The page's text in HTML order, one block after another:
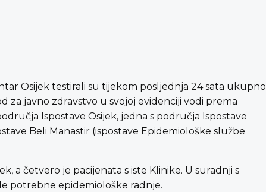
Osijek testirali su tijekom posljednja 24 sata ukupno
za javno zdravstvo u svojoj evidenciji vodi prema
Ispostave Osijek, jedna s područja Ispostave
Beli Manastir (ispostave Epidemiološke službe
a četvero je pacijenata s iste Klinike. U suradnji s
potrebne epidemiološke radnje.